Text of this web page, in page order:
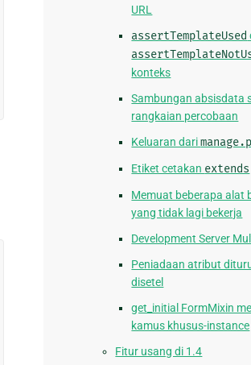
URL
assertTemplateUsed
konteks
Sambungan absisdata
rangkaian percobaan
Keluaran dari
Etiket cetakan extends
Memuat beberapa alat
yang tidak lagi bekerja
Development Server
Peniadaan atribut
disetel
get_initial FormMixin
kamus khusus-instance
Fitur usang di 1.4